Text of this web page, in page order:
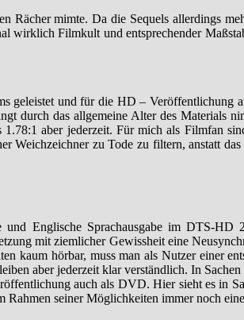
mimte. Da die Sequels allerdings
Filmkult und entsprechender
und für die HD – Veröffentlichung
durch das allgemeine Alter des Materials
aber jederzeit. Für mich als Filmfan
Weichzeichner zu Tode zu filtern, anstatt
Englische Sprachausgabe im DTS-
mit ziemlicher Gewissheit eine
hörbar, muss man als Nutzer einer
aber jederzeit klar verständlich. In
auch als DVD. Hier sieht es in
seiner Möglichkeiten immer noch